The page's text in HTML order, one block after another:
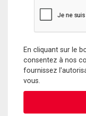
En cliquant sur le
consentez à nos
fournissez
vous.